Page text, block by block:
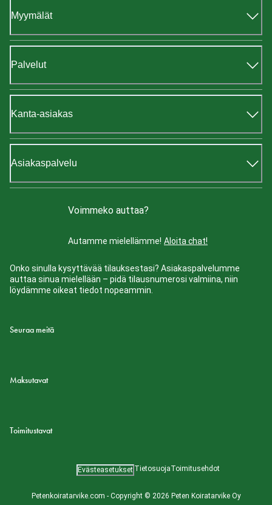
Myymälät
Palvelut
Kanta-asiakas
Asiakaspalvelu
Voimmeko auttaa?
Autamme mielellämme! Aloita chat!
Onko sinulla kysyttävää tilauksestasi? Asiakaspalvelumme
auttaa sinua mielellään – pidä tilausnumerosi valmiina, niin
löydämme oikeat tiedot nopeammin.
Seuraa meitä
Maksutavat
Toimitustavat
Petenkoiratarvike.com - Copyright © 2026 Peten Koiratarvike Oy
Evästeasetukset TietosuojaToimitusehdot